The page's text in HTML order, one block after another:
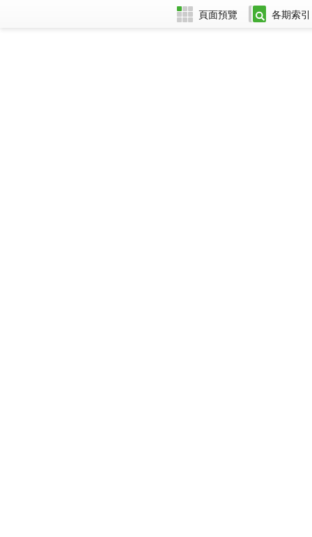
頁面預覽 各期索引